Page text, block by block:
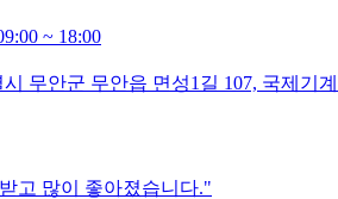
~ 18:00
무안군 무안읍 면성1길 107, 국제기계
고 많이 좋아졌습니다."